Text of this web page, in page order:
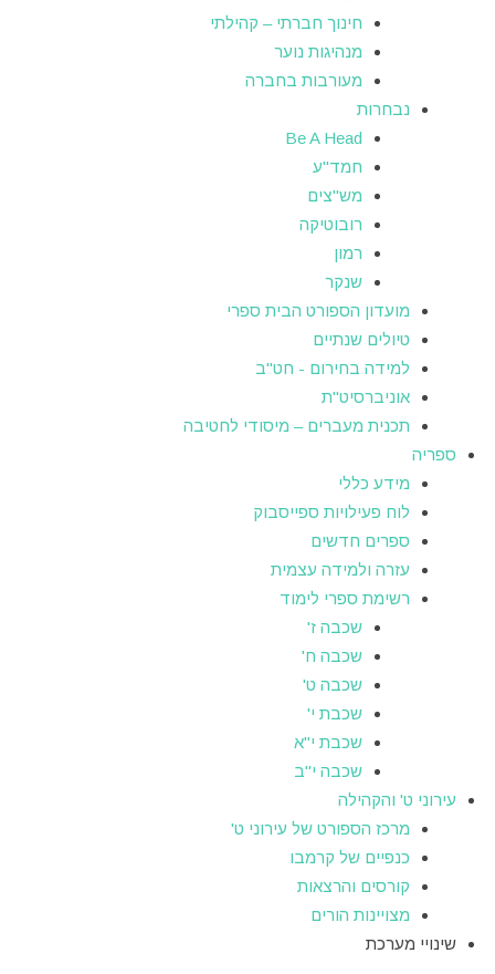
חינוך חברתי – קהילתי
מנהיגות נוער
מעורבות בחברה
נבחרות
Be A Head
חמד"ע
מש"צים
רובוטיקה
רמון
שנקר
מועדון הספורט הבית ספרי
טיולים שנתיים
למידה בחירום - חט"ב
אוניברסיט"ת
תכנית מעברים – מיסודי לחטיבה
ספריה
מידע כללי
לוח פעילויות ספייסבוק
ספרים חדשים
עזרה ולמידה עצמית
רשימת ספרי לימוד
שכבה ז'
שכבה ח'
שכבה ט'
שכבת י'
שכבת י"א
שכבה י"ב
עירוני ט' והקהילה
מרכז הספורט של עירוני ט'
כנפיים של קרמבו
קורסים והרצאות
מצויינות הורים
שינויי מערכת